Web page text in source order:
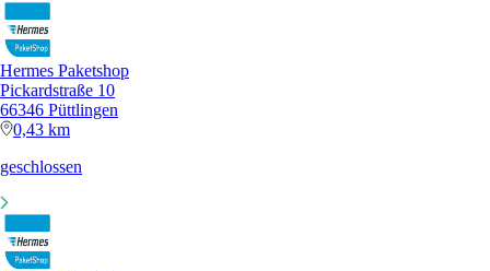
Hermes Paketshop
Pickardstraße 10
66346 Püttlingen
0,43 km
geschlossen